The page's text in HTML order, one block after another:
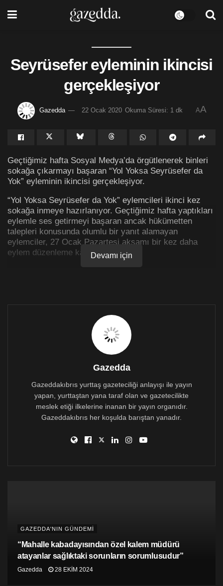
Seyrüsefer eyleminin ikincisi
gerçekleşiyor
Gazedda 22 Ocak 2020 Okuma Süresi: 1 dk AA
Geçtiğimiz hafta Sosyal Medya’da örgütlenerek binleri
sokağa çıkarmayı başaran “Yol Yoksa Seyrüsefer da
Yok” eyleminin ikincisi gerçekleşiyor.
“Yol Yoksa Seyrüsefer da Yok” eylemcileri ikinci kez
sokağa inmeye hazırlanıyor. Geçtiğimiz hafta yaptıkları
eylemle ses getirmeyi başaran ancak hükümetten
talepleri konusunda olumlu bir yanıt alamayan
eylemciler, 27 Ocak Pazartesi akşamı bir kez daha
eylem düzenleme kararı aldı.
Bu çerçevede, grubun kurucularından Fikri Maraşalı,
Yol Yoksa Seyrüsefer da Yok grubu üzerinden yaptığı
açıklamada, ankete katılan çoğunluğun ikinci eylemin
27 Ocak Pazartesi akşamı 18.30’da yapılmasının
kararlaştırıldığını belirtti.
Eylemin yeri ve içeriği ile ilgili bilgilendirmenin
önümüzdeki günlerde sayfa aracılığıyla yapılması
bekleniyor.
Devamı için
Gazedda
Gazeddakıbrıs yurttaş gazeteciliği anlayışı ile yayın
yapan, yurttaştan yana taraf olan ve gazetecilikte
meslek etiği ilkelerine inanan bir yayın organıdır.
Gazeddakıbrıs her koşulda barıştan yanadır.
GAZEDDA'NIN GÜNDEMİ
“Mahalle kabadayısından özel kalem müdürü
atayanlar sağlıktaki sorunların sorumlusudur”
Gazedda 28 EKIM 2024